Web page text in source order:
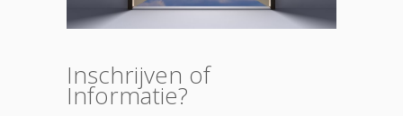
Inschrijven of
Informatie?